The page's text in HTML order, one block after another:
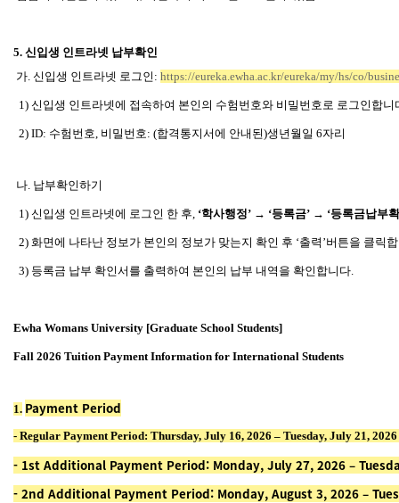
5. 신입생 인트라넷 납부확인
가. 신입생 인트라넷 로그인: https://eureka.ewha.ac.kr/eureka/my/hs/co/
1) 신입생 인트라넷에 접속하여 본인의 수험번호와 비밀번호로 로그인합니
2) ID: 수험번호, 비밀번호: (합격통지서에 안내된)생년월일 6자리
나. 납부확인하기
1) 신입생 인트라넷에 로그인 한 후, ‘학사행정’ → ‘등록금’ → ‘등록금납부
2) 화면에 나타난 정보가 본인의 정보가 맞는지 확인 후 ‘출력’버튼을 클릭
3) 등록금 납부 확인서를 출력하여 본인의 납부 내역을 확인합니다.
Ewha Womans University [Graduate School Students]
Fall 2026 Tuition Payment Information for International Students
1. Payment Period
- Regular Payment Period: Thursday, July 16, 2026 – Tuesday, July 21, 2026
- 1st Additional Payment Period: Monday, July 27, 2026 –
- 2nd Additional Payment Period: Monday, August 3, 2026 –